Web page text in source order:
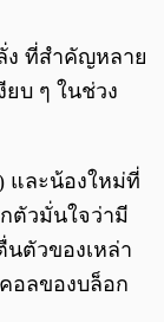
ง ที่สำคัญหลาย
ยบ ๆ ในช่วง
และน้องใหม่ที่
กตัวมั่นใจว่ามี
ตัวของเหล่า
อลของบล็อก